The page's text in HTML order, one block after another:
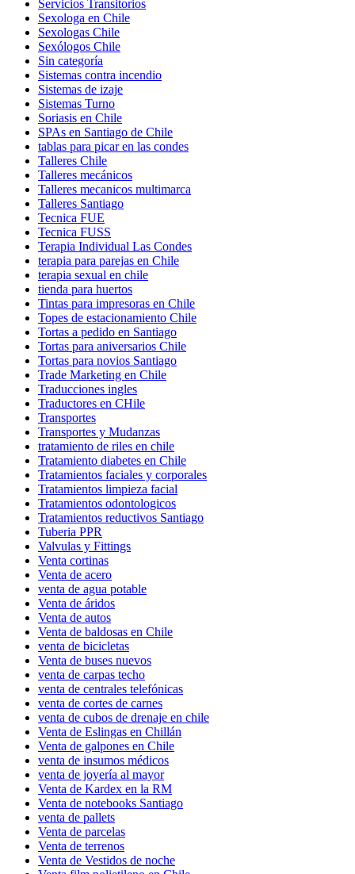
Servicios Transitorios
Sexologa en Chile
Sexologas Chile
Sexólogos Chile
Sin categoría
Sistemas contra incendio
Sistemas de izaje
Sistemas Turno
Soriasis en Chile
SPAs en Santiago de Chile
tablas para picar en las condes
Talleres Chile
Talleres mecánicos
Talleres mecanicos multimarca
Talleres Santiago
Tecnica FUE
Tecnica FUSS
Terapia Individual Las Condes
terapia para parejas en Chile
terapia sexual en chile
tienda para huertos
Tintas para impresoras en Chile
Topes de estacionamiento Chile
Tortas a pedido en Santiago
Tortas para aniversarios Chile
Tortas para novios Santiago
Trade Marketing en Chile
Traducciones ingles
Traductores en CHile
Transportes
Transportes y Mudanzas
tratamiento de riles en chile
Tratamiento diabetes en Chile
Tratamientos faciales y corporales
Tratamientos limpieza facial
Tratamientos odontologicos
Tratamientos reductivos Santiago
Tuberia PPR
Valvulas y Fittings
Venta cortinas
Venta de acero
venta de agua potable
Venta de áridos
Venta de autos
Venta de baldosas en Chile
venta de bicicletas
Venta de buses nuevos
venta de carpas techo
venta de centrales telefónicas
venta de cortes de carnes
venta de cubos de drenaje en chile
Venta de Eslingas en Chillán
Venta de galpones en Chile
venta de insumos médicos
venta de joyería al mayor
Venta de Kardex en la RM
Venta de notebooks Santiago
venta de pallets
Venta de parcelas
Venta de terrenos
Venta de Vestidos de noche